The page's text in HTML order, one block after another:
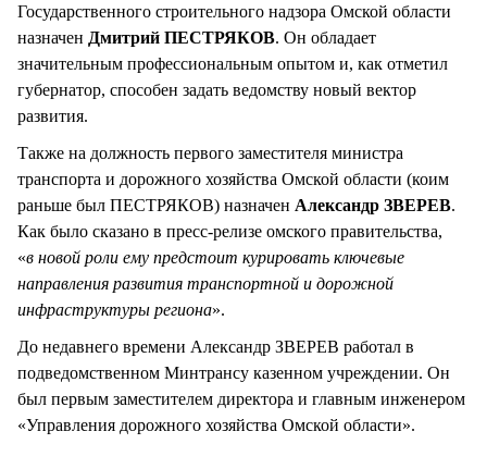
Государственного строительного надзора Омской области
назначен Дмитрий ПЕСТРЯКОВ. Он обладает
значительным профессиональным опытом и, как отметил
губернатор, способен задать ведомству новый вектор
развития.
Также на должность первого заместителя министра
транспорта и дорожного хозяйства Омской области (коим
раньше был ПЕСТРЯКОВ) назначен Александр ЗВЕРЕВ.
Как было сказано в пресс-релизе омского правительства,
«в новой роли ему предстоит курировать ключевые
направления развития транспортной и дорожной
инфраструктуры региона».
До недавнего времени Александр ЗВЕРЕВ работал в
подведомственном Минтрансу казенном учреждении. Он
был первым заместителем директора и главным инженером
«Управления дорожного хозяйства Омской области».